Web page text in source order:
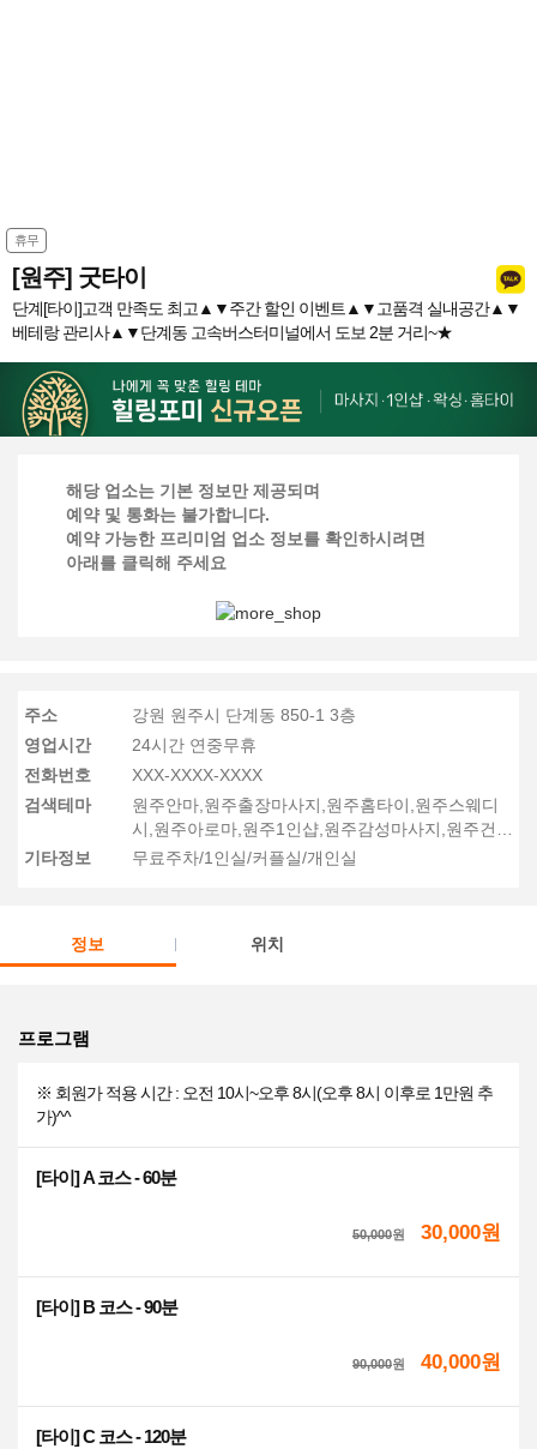
휴무
[원주] 굿타이
단계[타이]고객 만족도 최고▲▼주간 할인 이벤트▲▼고품격 실내공간▲▼
베테랑 관리사▲▼단계동 고속버스터미널에서 도보 2분 거리~★
해당 업소는 기본 정보만 제공되며
예약 및 통화는 불가합니다.
예약 가능한 프리미엄 업소 정보를 확인하시려면
아래를 클릭해 주세요
주소
강원 원주시 단계동 850-1 3층
영업시간
24시간 연중무휴
전화번호
XXX-XXXX-XXXX
검색테마
원주안마,원주출장마사지,원주홈타이,원주스웨디
시,원주아로마,원주1인샵,원주감성마사지,원주건
마
기타정보 무료주차/1인실/커플실/개인실
정보 위치
프로그램
※ 회원가 적용 시간 : 오전 10시~오후 8시(오후 8시 이후로 1만원 추
가)^^
[타이] A 코스 - 60분
50,000원 30,000원
[타이] B 코스 - 90분
90,000원 40,000원
[타이] C 코스 - 120분